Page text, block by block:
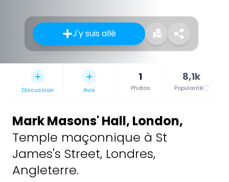
J'y suis allé
Discussion Avis
1
Photos
8,1k
Popularité
Mark Masons' Hall, London,
Temple maçonnique à St
James's Street, Londres,
Angleterre.